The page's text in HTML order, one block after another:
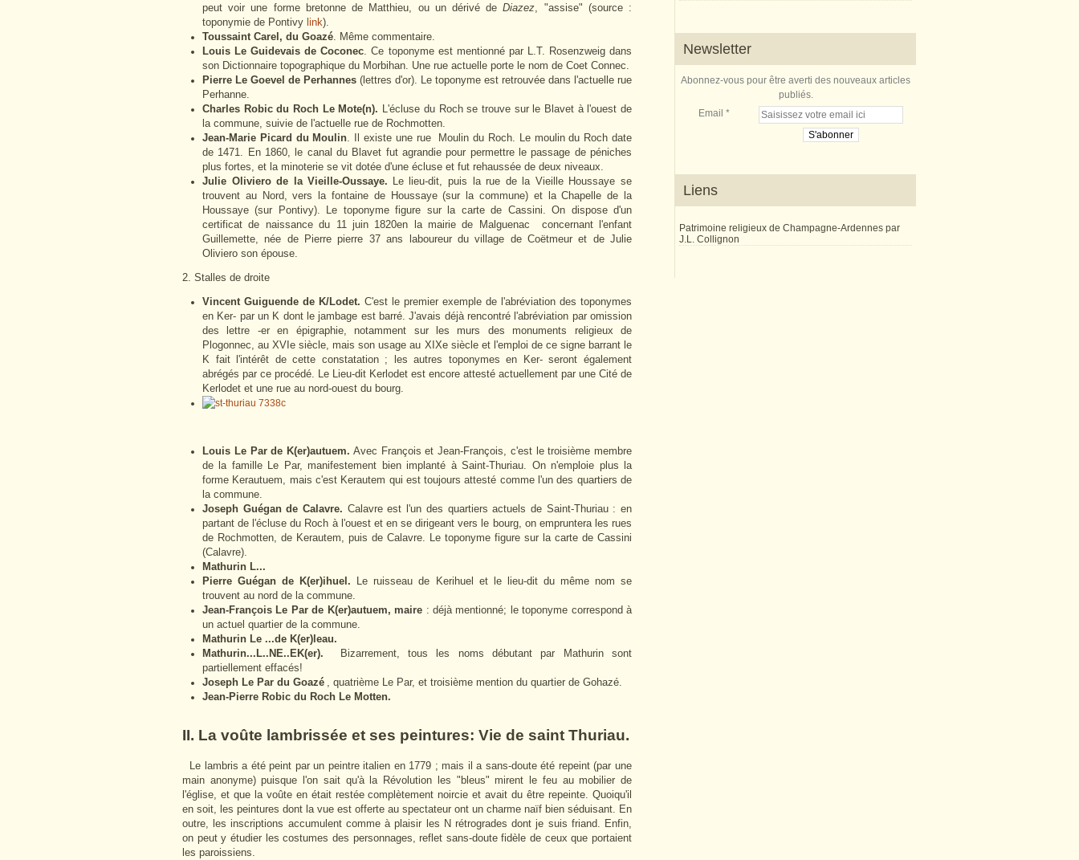
peut voir une forme bretonne de Matthieu, ou un dérivé deDiazez, "assise" (source :
toponymie de Pontivy link).
Toussaint Carel, du Goazé. Même commentaire.
Louis Le Guidevais de Coconec. Ce toponyme est mentionné par L.T. Rosenzweig dans
son Dictionnaire topographique du Morbihan. Une rue actuelle porte le nom de Coet Connec.
Pierre Le Goevel de Perhannes (lettres d'or). Le toponyme est retrouvée dans l'actuelle rue
Perhanne.
Charles Robic du Roch Le Mote(n). L'écluse du Roch se trouve sur le Blavet à l'ouest de
la commune, suivie de l'actuelle rue de Rochmotten.
Jean-Marie Picard du Moulin. Il existe une rue Moulin du Roch. Le moulin du Roch date
de 1471. En 1860, le canal du Blavet fut agrandie pour permettre le passage de péniches
plus fortes, et la minoterie se vit dotée d'une écluse et fut rehaussée de deux niveaux.
Julie Oliviero de la Vieille-Oussaye. Le lieu-dit, puis la rue de la Vieille Houssaye se
trouvent au Nord, vers la fontaine de Houssaye (sur la commune) et la Chapelle de la
Houssaye (sur Pontivy). Le toponyme figure sur la carte de Cassini. On dispose d'un
certificat de naissance du 11 juin 1820en la mairie de Malguenac concernant l'enfant
Guillemette, née de Pierre pierre 37 ans laboureur du village de Coëtmeur et de Julie
Oliviero son épouse.
2. Stalles de droite
Vincent Guiguende de K/Lodet. C'est le premier exemple de l'abréviation des toponymes
en Ker- par un K dont le jambage est barré. J'avais déjà rencontré l'abréviation par omission
des lettre -er en épigraphie, notamment sur les murs des monuments religieux de
Plogonnec, au XVIe siècle, mais son usage au XIXe siècle et l'emploi de ce signe barrant le
K fait l'intérêt de cette constatation ; les autres toponymes en Ker- seront également
abrégés par ce procédé. Le Lieu-dit Kerlodet est encore attesté actuellement par une Cité de
Kerlodet et une rue au nord-ouest du bourg.
Louis Le Par de K(er)autuem. Avec François et Jean-François, c'est le troisième membre
de la famille Le Par, manifestement bien implanté à Saint-Thuriau. On n'emploie plus la
forme Kerautuem, mais c'est Kerautem qui est toujours attesté comme l'un des quartiers de
la commune.
Joseph Guégan de Calavre. Calavre est l'un des quartiers actuels de Saint-Thuriau : en
partant de l'écluse du Roch à l'ouest et en se dirigeant vers le bourg, on empruntera les rues
de Rochmotten, de Kerautem, puis de Calavre. Le toponyme figure sur la carte de Cassini
(Calavre).
Mathurin L...
Pierre Guégan de K(er)ihuel. Le ruisseau de Kerihuel et le lieu-dit du même nom se
trouvent au nord de la commune.
Jean-François Le Par de K(er)autuem, maire : déjà mentionné; le toponyme correspond à
un actuel quartier de la commune.
Mathurin Le ...de K(er)leau.
Mathurin...L..NE..EK(er).
Bizarrement, tous les noms débutant par Mathurin sont
partiellement effacés!
Joseph Le Par du Goazé , quatrième Le Par, et troisième mention du quartier de Gohazé.
Jean-Pierre Robic du Roch Le Motten.
II. La voûte lambrissée et ses peintures: Vie de saint Thuriau.
Le lambris a été peint par un peintre italien en 1779 ; mais il a sans-doute été repeint (par une
main anonyme) puisque l'on sait qu'à la Révolution les "bleus" mirent le feu au mobilier de
l'église, et que la voûte en était restée complètement noircie et avait du être repeinte. Quoiqu'il
en soit, les peintures dont la vue est offerte au spectateur ont un charme naïf bien séduisant. En
outre, les inscriptions accumulent comme à plaisir les N rétrogrades dont je suis friand. Enfin,
on peut y étudier les costumes des personnages, reflet sans-doute fidèle de ceux que portaient
les paroissiens.
Newsletter
Abonnez-vous pour être averti des nouveaux articles
publiés.
Email
Liens
Patrimoine religieux de Champagne-Ardennes par
J.L. Collignon